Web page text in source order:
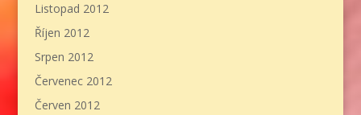
Listopad 2012
Říjen 2012
Srpen 2012
Červenec 2012
Červen 2012